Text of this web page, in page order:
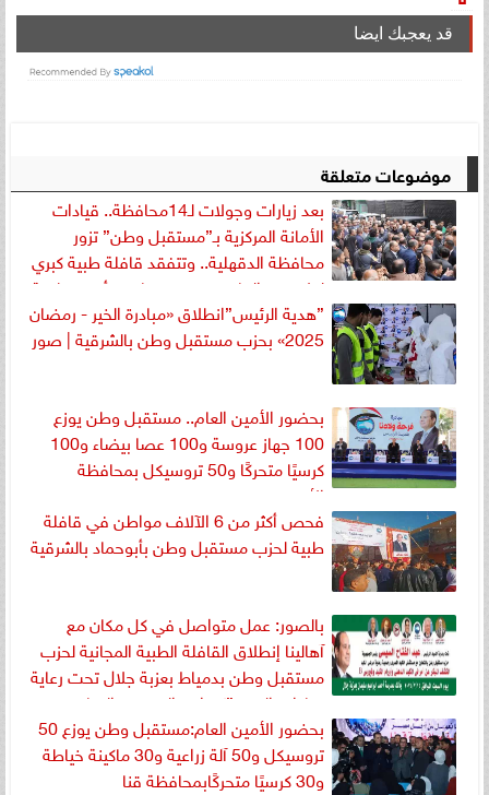
قد يعجبك ايضا
موضوعات متعلقة
بعد زيارات وجولات لـ14محافظة.. قيادات
الأمانة المركزية بـ”مستقبل وطن” تزور
محافظة الدقهلية.. وتتفقد قافلة طبية كبري
لعلاج غير القادرين ضمن مبادرة «أنتِ عظيمة
بصحتك»
”هدية الرئيس”انطلاق «مبادرة الخير - رمضان
2025» بحزب مستقبل وطن بالشرقية | صور
بحضور الأمين العام.. مستقبل وطن يوزع
100 جهاز عروسة و100 عصا بيضاء و100
كرسيًا متحركًا و50 تروسيكل بمحافظة
الأقصر
فحص أكثر من 6 الآلاف مواطن في قافلة
طبية لحزب مستقبل وطن بأبوحماد بالشرقية
بالصور: عمل متواصل في كل مكان مع
آهالينا إنطلاق القافلة الطبية المجانية لحزب
مستقبل وطن بدمياط بعزبة جلال تحت رعاية
قيادات الحزب”كيوان والحصي والتمامي
وابوحجازي ”
بحضور الأمين العام:مستقبل وطن يوزع 50
تروسيكل و50 آلة زراعية و30 ماكينة خياطة
و30 كرسيًا متحركًابمحافظة قنا